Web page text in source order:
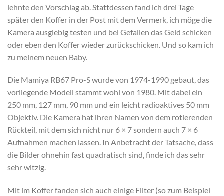
lehnte den Vorschlag ab. Stattdessen fand ich drei Tage
später den Koffer in der Post mit dem Vermerk, ich möge die
Kamera ausgiebig testen und bei Gefallen das Geld schicken
oder eben den Koffer wieder zurückschicken. Und so kam ich
zu meinem neuen Baby.
Die Mamiya RB67 Pro-S wurde von 1974-1990 gebaut, das
vorliegende Modell stammt wohl von 1980. Mit dabei ein
250 mm, 127 mm, 90 mm und ein leicht radioaktives 50 mm
Objektiv. Die Kamera hat ihren Namen von dem rotierenden
Rückteil, mit dem sich nicht nur 6 × 7 sondern auch 7 × 6
Aufnahmen machen lassen. In Anbetracht der Tatsache, dass
die Bilder ohnehin fast quadratisch sind, finde ich das sehr
sehr witzig.
Mit im Koffer fanden sich auch einige Filter (so zum Beispiel